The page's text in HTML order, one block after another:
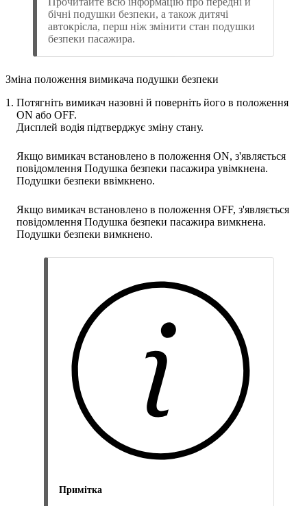
бічні подушки безпеки, а також дитячі
автокрісла, перш ніж змінити стан подушки
безпеки пасажира.
Зміна положення вимикача подушки безпеки
Потягніть вимикач назовні й поверніть його в положення
ON або OFF.
Дисплей водія підтверджує зміну стану.
Якщо вимикач встановлено в положення ON, з'являється
повідомлення Подушка безпеки пасажира увімкнена.
Подушки безпеки ввімкнено.
Якщо вимикач встановлено в положення OFF, з'являється
повідомлення Подушка безпеки пасажира вимкнена.
Подушки безпеки вимкнено.
Примітка